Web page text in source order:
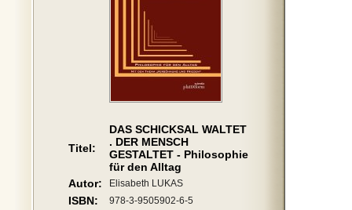
Titel:
DAS SCHICKSAL WALTET
. DER MENSCH
GESTALTET - Philosophie
für den Alltag
Autor:
Elisabeth LUKAS
ISBN: 978-3-9505902-6-5